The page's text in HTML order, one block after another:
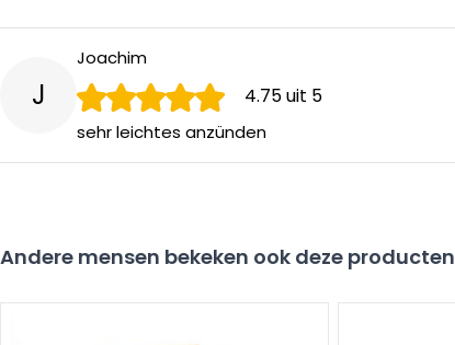
J
Joachim
4.75uit 5
sehr leichtes anzünden
Andere mensen bekeken ook deze producten